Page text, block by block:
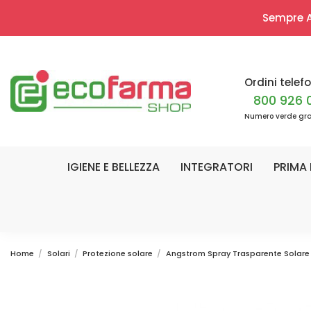
Sempre
Ordini
800 926
Numero verde
IGIENE E BELLEZZA INTEGRATORI PRIMA
Home Solari Protezione solare Angstrom Spray Trasparente Solare